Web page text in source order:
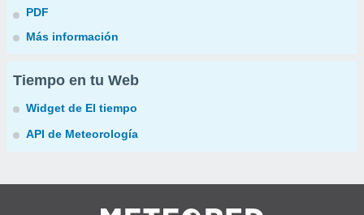
PDF
Más información
Tiempo en tu Web
Widget de El tiempo
API de Meteorología